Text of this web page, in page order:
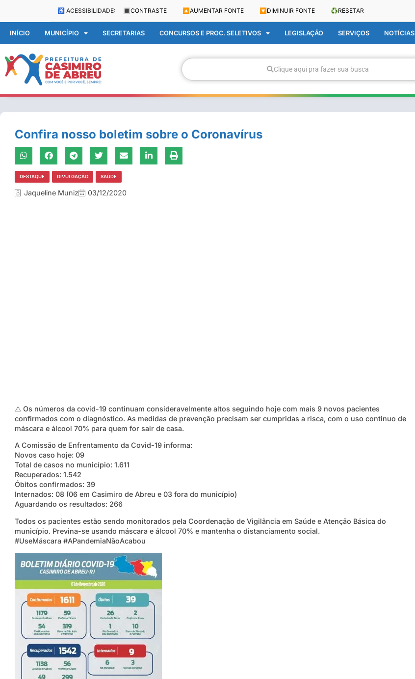
♿ ACESSIBILIDADE: 🔳 CONTRASTE 🔼 AUMENTAR FONTE 🔽 DIMINUIR FONTE ♻️RESETAR
INÍCIO MUNICÍPIO SECRETARIAS CONCURSOS E PROC. SELETIVOS LEGISLAÇÃO SERVIÇOS NOTÍCIAS
Clique aqui pra fazer sua busca
Confira nosso boletim sobre o Coronavírus
DESTAQUE DIVULGAÇÃO SAÚDE
Jaqueline Muniz 03/12/2020
⚠️ Os números da covid-19 continuam consideravelmente altos seguindo hoje com mais 9 novos pacientes
confirmados com o diagnóstico. As medidas de prevenção precisam ser cumpridas a risca, com o uso continuo de
máscara e álcool 70% para quem for sair de casa.
A Comissão de Enfrentamento da Covid-19 informa:
Novos caso hoje: 09
Total de casos no município: 1.611
Recuperados: 1.542
Óbitos confirmados: 39
Internados: 08 (06 em Casimiro de Abreu e 03 fora do município)
Aguardando os resultados: 266
Todos os pacientes estão sendo monitorados pela Coordenação de Vigilância em Saúde e Atenção Básica do
município. Previna-se usando máscara e álcool 70% e mantenha o distanciamento social.
#UseMáscara #APandemiaNãoAcabou